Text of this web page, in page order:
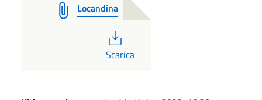
Locandina
PDF
Scarica